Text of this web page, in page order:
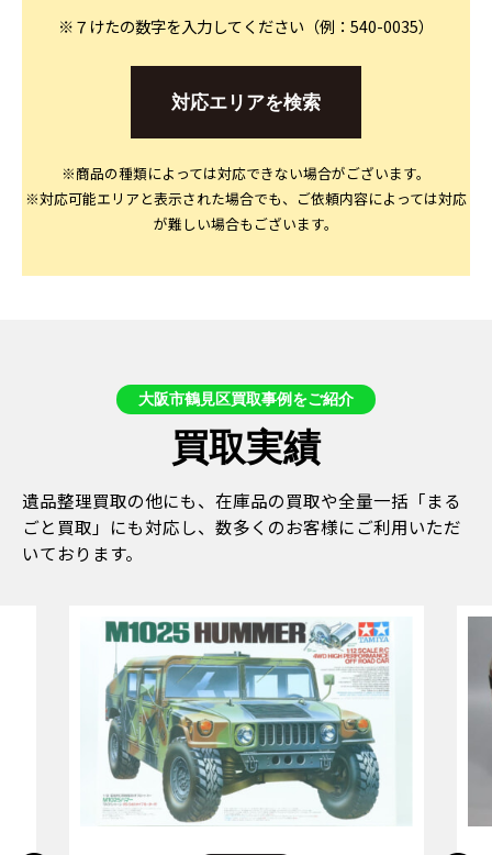
※７けたの数字を入力してください（例：540-0035）
対応エリアを検索
※商品の種類によっては対応できない場合がございます。
※対応可能エリアと表示された場合でも、ご依頼内容によっては対応
が難しい場合もございます。
大阪市鶴見区買取事例をご紹介
買取実績
遺品整理買取の他にも、在庫品の買取や全量一括「まる
ごと買取」にも対応し、数多くのお客様にご利用いただ
いております。